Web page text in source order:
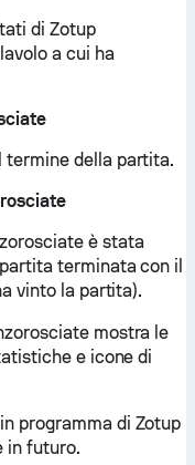
di Zotup
a cui ha
termine della partita.
è stata
terminata con il
vinto la partita).
mostra le
e icone di
programma di Zotup
in futuro.